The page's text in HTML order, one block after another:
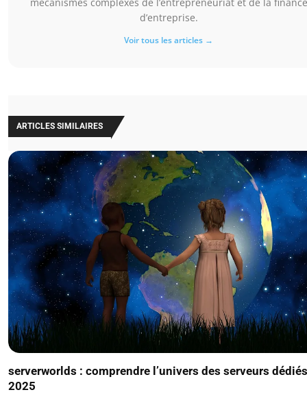
d’entreprise.
Voir tous les articles →
ARTICLES SIMILAIRES
serverworlds : comprendre l’univers des serveurs
2025